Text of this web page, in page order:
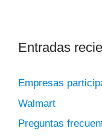
Entradas
Empresas
Walmart
Preguntas